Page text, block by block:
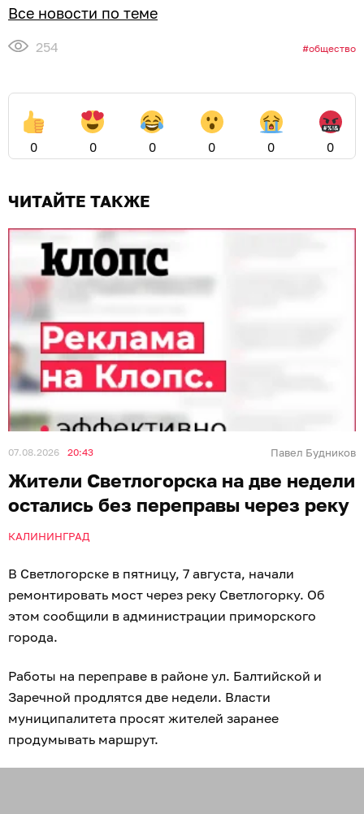
Все новости по теме
254 общество
0 0 0 0 0 0
ЧИТАЙТЕ ТАКЖЕ
07.08.2026 20:43 Павел Будников
Жители Светлогорска на две недели
остались без переправы через реку
КАЛИНИНГРАД
В Светлогорске в пятницу, 7 августа, начали
ремонтировать мост через реку Светлогорку. Об
этом сообщили в администрации приморского
города.
Работы на переправе в районе ул. Балтийской и
Заречной продлятся две недели. Власти
муниципалитета просят жителей заранее
продумывать маршрут.